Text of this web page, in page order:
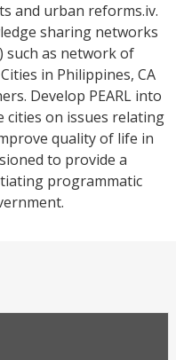
and urban reforms.iv.
sharing networks
as network of
in Philippines, CA
Develop PEARL into
cities on issues relating
quality of life in
to provide a
programmatic